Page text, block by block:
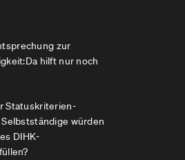
zur
hilft nur noch
Statuskriterien-
würden
DIHK-